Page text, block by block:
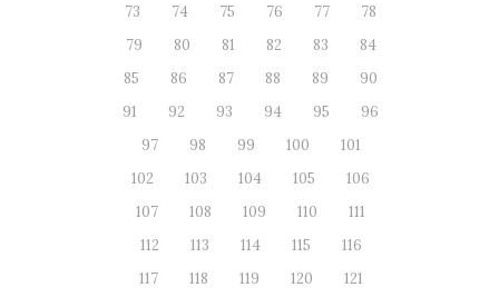
73
74 75 76 77
78
79
80 81 82 83
84
85
86 87 88 89
90
91
92 93 94 95
96
97
98 99 100
101
102
103 104 105
106
107
108 109 110
111
112
113 114 115
116
117
118 119 120
121